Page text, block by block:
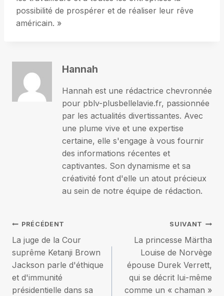
possibilité de prospérer et de réaliser leur rêve
américain. »
Hannah
Hannah est une rédactrice chevronnée
pour pblv-plusbellelavie.fr, passionnée
par les actualités divertissantes. Avec
une plume vive et une expertise
certaine, elle s'engage à vous fournir
des informations récentes et
captivantes. Son dynamisme et sa
créativité font d'elle un atout précieux
au sein de notre équipe de rédaction.
Navigation
de
l’article
PRÉCÉDENT
La juge de la Cour
suprême Ketanji Brown
Jackson parle d'éthique
et d'immunité
présidentielle dans sa
SUIVANT
La princesse Märtha
Louise de Norvège
épouse Durek Verrett,
qui se décrit lui-même
comme un « chaman »